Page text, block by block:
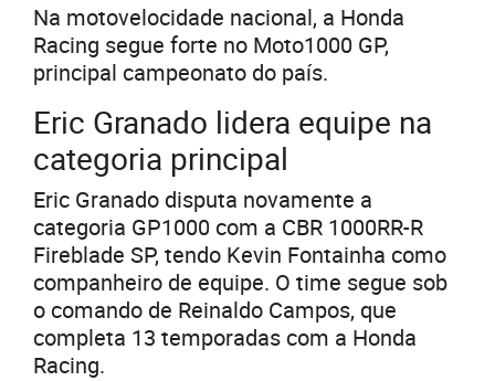
Na motovelocidade nacional, a Honda
Racing segue forte no Moto1000 GP,
principal campeonato do país.
Eric Granado lidera equipe na
categoria principal
Eric Granado disputa novamente a
categoria GP1000 com a CBR 1000RR-R
Fireblade SP, tendo Kevin Fontainha como
companheiro de equipe. O time segue sob
o comando de Reinaldo Campos, que
completa 13 temporadas com a Honda
Racing.